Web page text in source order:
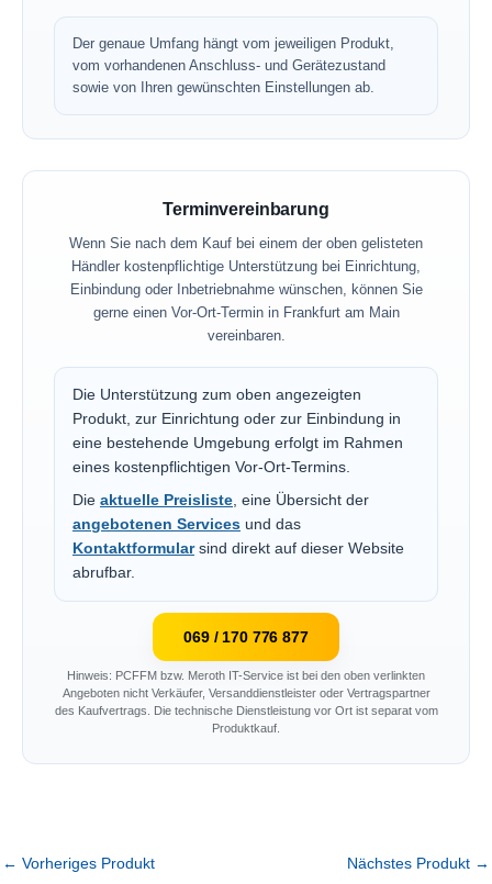
Der genaue Umfang hängt vom jeweiligen Produkt,
vom vorhandenen Anschluss- und Gerätezustand
sowie von Ihren gewünschten Einstellungen ab.
Terminvereinbarung
Wenn Sie nach dem Kauf bei einem der oben gelisteten
Händler kostenpflichtige Unterstützung bei Einrichtung,
Einbindung oder Inbetriebnahme wünschen, können Sie
gerne einen Vor-Ort-Termin in Frankfurt am Main
vereinbaren.
Die Unterstützung zum oben angezeigten
Produkt, zur Einrichtung oder zur Einbindung in
eine bestehende Umgebung erfolgt im Rahmen
eines kostenpflichtigen Vor-Ort-Termins.
Die aktuelle Preisliste , eine Übersicht der
angebotenen Services und das
Kontaktformularsind direkt auf dieser Website
abrufbar.
069 / 170 776 877
Hinweis: PCFFM bzw. Meroth IT-Service ist bei den oben verlinkten
Angeboten nicht Verkäufer, Versanddienstleister oder Vertragspartner
des Kaufvertrags. Die technische Dienstleistung vor Ort ist separat vom
Produktkauf.
← Vorheriges Produkt Nächstes Produkt →